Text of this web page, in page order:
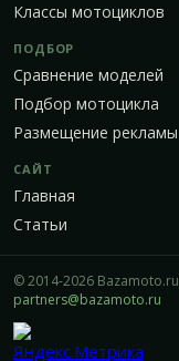
Классы мотоциклов
ПОДБОР
Сравнение моделей
Подбор мотоцикла
Размещение рекламы
САЙТ
Главная
Статьи
© 2014-2026 Bazamoto.ru
partners@bazamoto.ru